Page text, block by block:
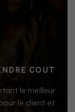
COUT
le meilleur
le client et